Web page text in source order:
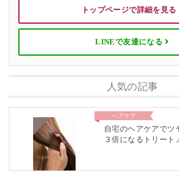
トップページで詳細を見る
LINEで友達になる
人気の記事
ヘアケア
自宅のヘアケアでツ
３倍になるトリート